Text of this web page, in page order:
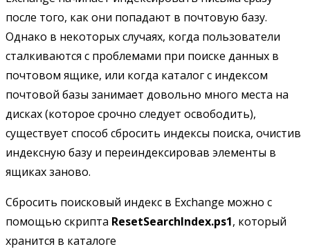
после того, как они попадают в почтовую базу.
Однако в некоторых случаях, когда пользователи
сталкиваются с проблемами при поиске данных в
почтовом ящике, или когда каталог с индексом
почтовой базы занимает довольно много места на
дисках (которое срочно следует освободить),
существует способ сбросить индексы поиска, очистив
индексную базу и переиндексировав элементы в
ящиках заново.
Сбросить поисковый индекс в Exchange можно с
помощью скрипта ResetSearchIndex.ps1, который
хранится в каталоге